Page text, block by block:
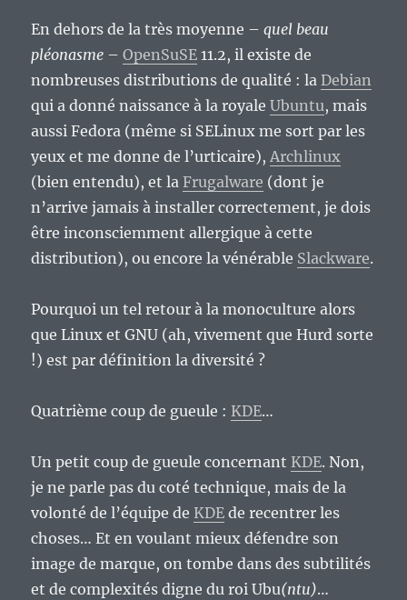
En dehors de la très moyenne –quel beau
pléonasme –OpenSuSE 11.2, il existe de
nombreuses distributions de qualité : laDebian
qui a donné naissance à la royaleUbuntu, mais
aussi Fedora (même si SELinux me sort par les
yeux et me donne de l’urticaire),Archlinux
(bien entendu), et laFrugalware (dont je
n’arrive jamais à installer correctement, je dois
être inconsciemment allergique à cette
distribution), ou encore la vénérable Slackware.
Pourquoi un tel retour à la monoculture alors
que Linux et GNU (ah, vivement que Hurd sorte
!) est par définition la diversité ?
Quatrième coup de gueule : KDE…
Un petit coup de gueule concernant KDE. Non,
je ne parle pas du coté technique, mais de la
volonté de l’équipe de KDE de recentrer les
choses… Et en voulant mieux défendre son
image de marque, on tombe dans des subtilités
et de complexités digne du roi Ubu(ntu)…